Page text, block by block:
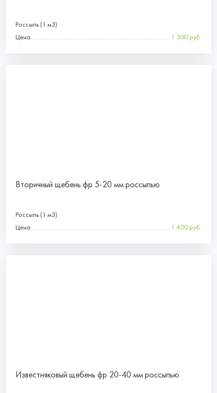
Россыпь (1 м3)
Цена
1 300 руб.
Вторичный щебень фр 5-20 мм россыпью
Россыпь (1 м3)
Цена
1 400 руб.
Известняковый щебень фр 20-40 мм россыпью